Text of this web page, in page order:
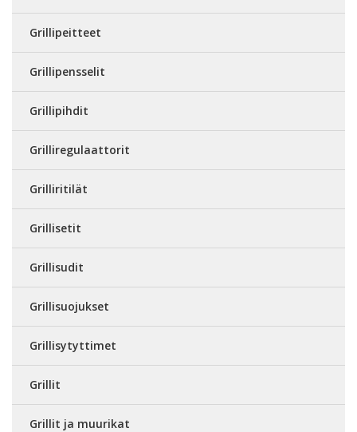
Grillipeitteet
Grillipensselit
Grillipihdit
Grilliregulaattorit
Grilliritilät
Grillisetit
Grillisudit
Grillisuojukset
Grillisytyttimet
Grillit
Grillit ja muurikat